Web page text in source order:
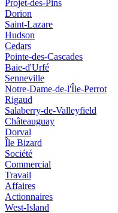
Projet-des-Pins
Dorion
Saint-Lazare
Hudson
Cedars
Pointe-des-Cascades
Baie-d'Urfé
Senneville
Notre-Dame-de-l'Île-Perrot
Rigaud
Salaberry-de-Valleyfield
Châteauguay
Dorval
Île Bizard
Société
Commercial
Travail
Affaires
Actionnaires
West-Island